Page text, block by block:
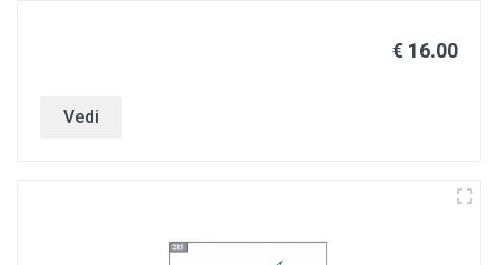
€ 16.00
Vedi